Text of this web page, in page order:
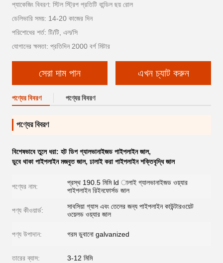
প্যাকেজিং বিবরণ: স্টিল স্ট্রিপ প্রতিটি বান্ডিল ছয় রোল
ডেলিভারি সময়: 14-20 কাজের দিন
পরিশোধের শর্ত: টি/টি, এল/সি
যোগানের ক্ষমতা: প্রতিদিন 2000 বর্গ মিটার
সেরা দাম পান এখন চ্যাট করুন
পণ্যের বিবরণ পণ্যের বিবরণ
পণ্যের বিবরণ
বিশেষভাবে তুলে ধরা: হট ডিপ গ্যালভানাইজড পাইপলাইন জাল,
ডুবে থাকা পাইপলাইন মজবুত জাল, ঢালাই করা পাইপলাইন শক্তিবৃদ্ধি জাল
পণ্যের নাম:
প্রস্থ 190.5 মিমি ld ালাই গ্যালভানাইজড ওয়্যার
পাইপলাইন রিইনফোর্সড জাল
পণ্য কীওয়ার্ড:
সাবসিয়া গ্যাস এবং তেলের জন্য পাইপলাইন কাউন্টারওয়েট
ওয়েলড ওয়্যার জাল
পণ্য উপাদান: গরম ডুবানো galvanized
তারের ব্যাস: 3-12 মিমি